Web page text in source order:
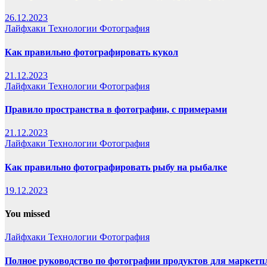
26.12.2023
Лайфхаки Технологии Фотография
Как правильно фотографировать кукол
21.12.2023
Лайфхаки Технологии Фотография
Правило пространства в фотографии, с примерами
21.12.2023
Лайфхаки Технологии Фотография
Как правильно фотографировать рыбу на рыбалке
19.12.2023
You missed
Лайфхаки Технологии Фотография
Полное руководство по фотографии продуктов для